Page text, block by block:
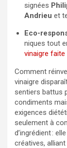
signées
Andrieu et
Eco-
niques tout
vinaigre faite
Comment
vinaigre
sentiers battus
condiments
exigences
seulement à
d’ingrédient :
créatives,